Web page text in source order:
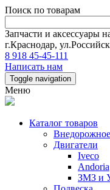
Поиск по товарам
Запчасти и аксессуары
г.Краснодар,
8 918 45-45-111
Написать нам
Toggle navigation
Меню
Каталог товаров
Двигатели
Iveco
Andoria
ЗМЗ и